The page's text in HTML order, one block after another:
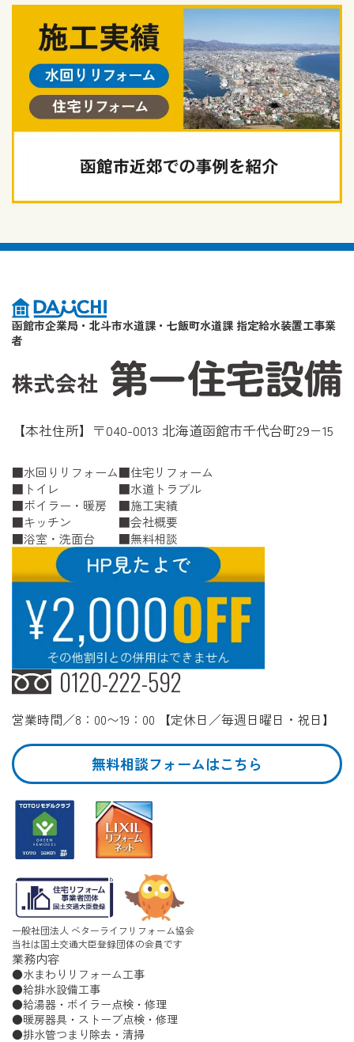
函館市企業局・北斗市水道課・七飯町水道課 指定給水装置工事業
者
【本社住所】〒040-0013 北海道函館市千代台町29−15
水回りリフォーム
トイレ
ボイラー・暖房
キッチン
浴室・洗面台
住宅リフォーム
水道トラブル
施工実績
会社概要
無料相談
0120-222-592
営業時間／8：00〜19：00 【定休日／毎週日曜日・祝日】
無料相談フォームはこちら
一般社団法人 ベターライフリフォーム協会
当社は国土交通大臣登録団体の会員です
業務内容
水まわりリフォーム工事
給排水設備工事
給湯器・ボイラー点検・修理
暖房器具・ストーブ点検・修理
排水管つまり除去・清掃